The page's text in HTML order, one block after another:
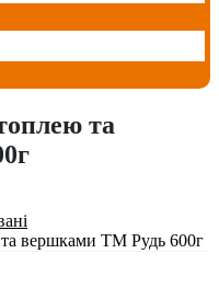
та
вершками ТМ Рудь 600г